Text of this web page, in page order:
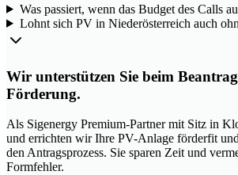
Was passiert, wenn das Budget des Calls
Lohnt sich PV in Niederösterreich auch
Wir unterstützen Sie beim
Förderung.
Als Sigenergy Premium-Partner mit Sitz in
und errichten wir Ihre PV-Anlage förderfit
den Antragsprozess. Sie sparen Zeit und
Formfehler.